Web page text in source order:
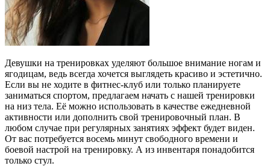
Девушки на тренировках уделяют большое внимание ногам и
ягодицам, ведь всегда хочется выглядеть красиво и эстетично.
Если вы не ходите в фитнес-клуб или только планируете
заниматься спортом, предлагаем начать с нашей тренировки
на низ тела. Её можно использовать в качестве ежедневной
активности или дополнить свой тренировочный план. В
любом случае при регулярных занятиях эффект будет виден.
От вас потребуется восемь минут свободного времени и
боевой настрой на тренировку. А из инвентаря понадобится
только стул.